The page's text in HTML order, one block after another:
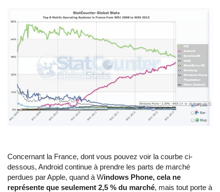
Concernant la France, dont vous pouvez voir la courbe ci-
dessous, Android continue à prendre les parts de marché
perdues par Apple, quand à Windows Phone, cela ne
représente que seulement 2,5 % du marché, mais tout porte à